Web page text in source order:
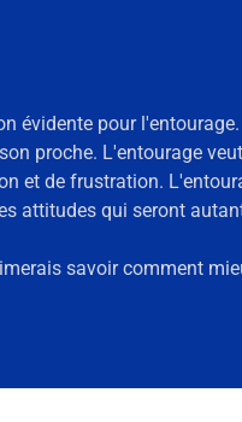
évidente pour
proche. L'entourage
et de frustration.
attitudes qui seront
savoir comment